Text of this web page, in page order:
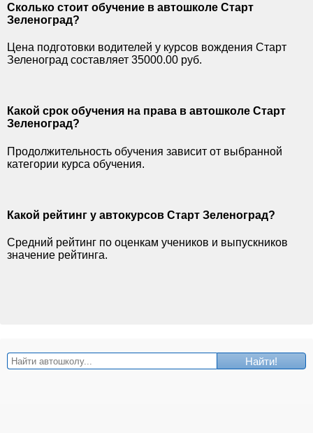
Сколько стоит обучение в автошколе Старт
Зеленоград?
Цена подготовки водителей у курсов вождения Старт
Зеленоград составляет 35000.00 руб.
Какой срок обучения на права в автошколе Старт
Зеленоград?
Продолжительность обучения зависит от выбранной
категории курса обучения.
Какой рейтинг у автокурсов Старт Зеленоград?
Средний рейтинг по оценкам учеников и выпускников
значение рейтинга.
Найти!